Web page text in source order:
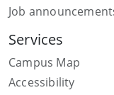
Job
Services
Campus Map
Accessibility